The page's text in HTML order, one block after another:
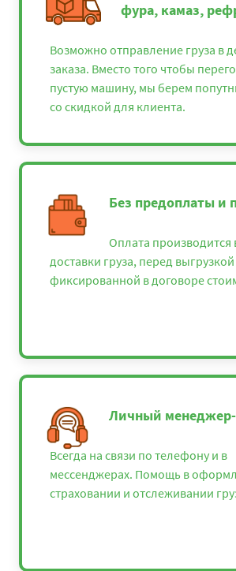
фура, камаз,
Возможно отправление груза в
заказа. Вместо того чтобы
пустую машину, мы берем
со скидкой для клиента.
Без предоплаты и
Оплата производится
доставки груза, перед
фиксированной в договоре
Личный менеджер-
Всегда на связи по телефону и в
мессенджерах. Помощь в
страховании и отслеживании